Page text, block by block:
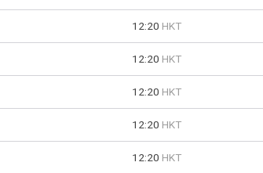
12:20 HKT
12:20 HKT
12:20 HKT
12:20 HKT
12:20 HKT